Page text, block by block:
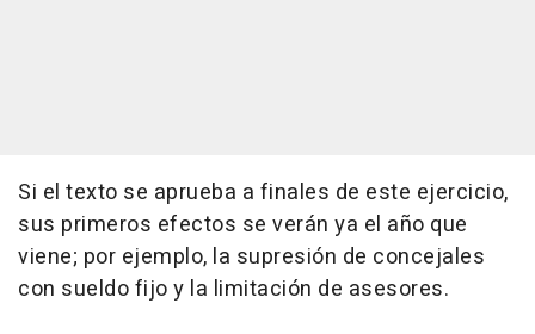
Si el texto se aprueba a finales de este ejercicio,
sus primeros efectos se verán ya el año que
viene; por ejemplo, la supresión de concejales
con sueldo fijo y la limitación de asesores.